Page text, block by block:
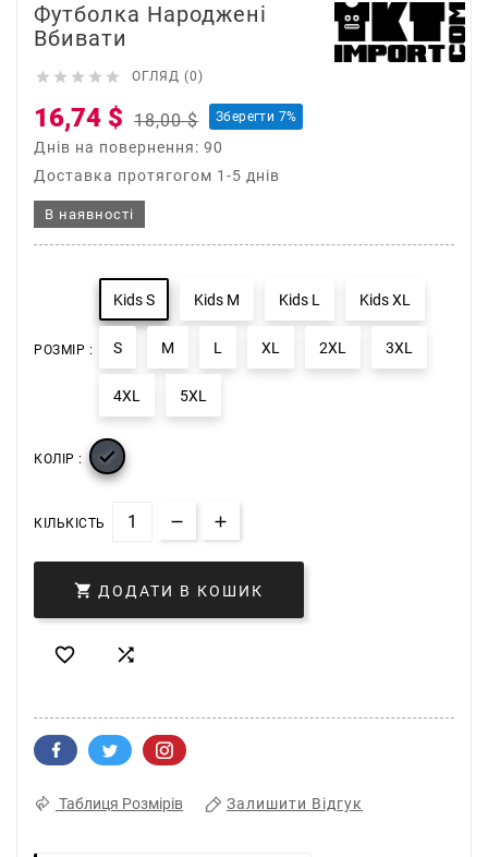
Футболка Народжені
Вбивати
     ОГЛЯД (0)
16,74 $ 18,00 $ Зберегти 7%
Днів на повернення: 90
Доставка протягогом 1-5 днів
В наявності
РОЗМІР :
Kids S Kids M Kids L Kids XL
S M L XL 2XL 3XL
4XL 5XL
КОЛІР : 
КІЛЬКІСТЬ
 ДОДАТИ В КОШИК
 
Таблиця Розмірів Залишити Відгук